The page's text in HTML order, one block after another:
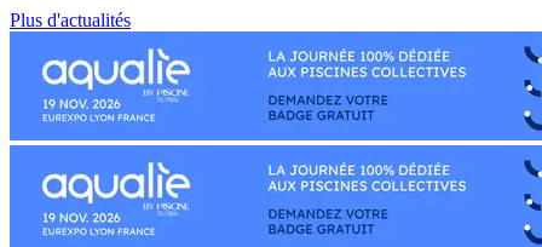
Plus d'actualités